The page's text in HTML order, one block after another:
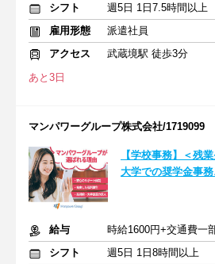
シフト
週5日 1日7.5時間以上
雇用形態
派遣社員
アクセス
武蔵境駅 徒歩3分
あと3日
マンパワーグループ株式会社/1719099
【学校事務】＜残
大学での奨学金事務
給与
時給1600円+交通費一
シフト
週5日 1日8時間以上